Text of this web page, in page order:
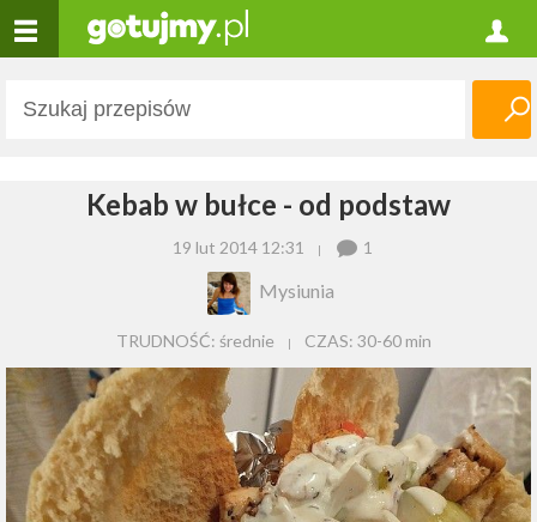
Kebab w bułce - od podstaw
19 lut 2014 12:31 1
Mysiunia
TRUDNOŚĆ: średnie CZAS: 30-60 min